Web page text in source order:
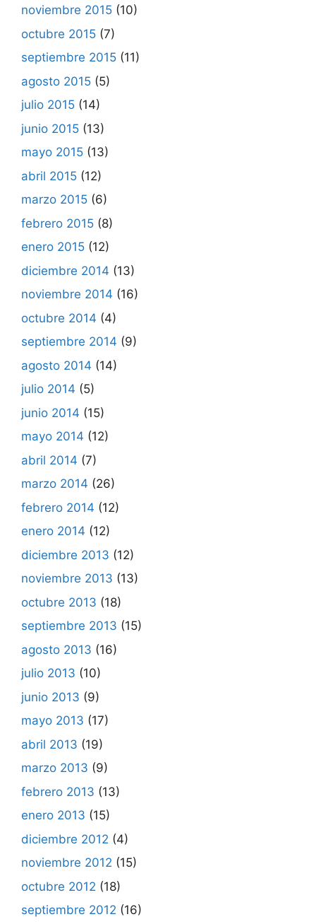
noviembre 2015 (10)
octubre 2015 (7)
septiembre 2015 (11)
agosto 2015 (5)
julio 2015 (14)
junio 2015 (13)
mayo 2015 (13)
abril 2015 (12)
marzo 2015 (6)
febrero 2015 (8)
enero 2015 (12)
diciembre 2014 (13)
noviembre 2014 (16)
octubre 2014 (4)
septiembre 2014 (9)
agosto 2014 (14)
julio 2014 (5)
junio 2014 (15)
mayo 2014 (12)
abril 2014 (7)
marzo 2014 (26)
febrero 2014 (12)
enero 2014 (12)
diciembre 2013 (12)
noviembre 2013 (13)
octubre 2013 (18)
septiembre 2013 (15)
agosto 2013 (16)
julio 2013 (10)
junio 2013 (9)
mayo 2013 (17)
abril 2013 (19)
marzo 2013 (9)
febrero 2013 (13)
enero 2013 (15)
diciembre 2012 (4)
noviembre 2012 (15)
octubre 2012 (18)
septiembre 2012 (16)